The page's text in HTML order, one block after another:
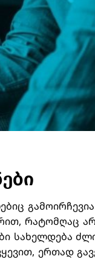
რატომღაც
სახელდება
ერთად